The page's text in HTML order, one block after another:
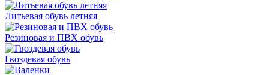
Литьевая обувь летняя
Резиновая и ПВХ обувь
Гвоздевая обувь